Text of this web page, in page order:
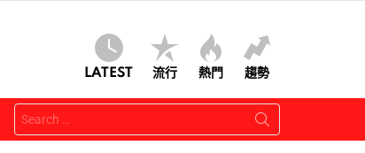
LATEST 流行 熱門 趨勢
SKIN
Search
for: